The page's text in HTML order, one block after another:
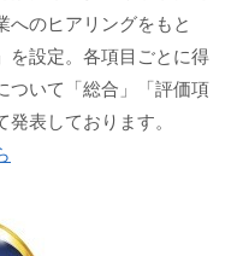
へのヒアリングをもと
を設定。各項目ごとに得
ついて「総合」「評価項
表しております。